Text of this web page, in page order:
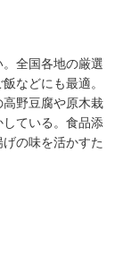
全国各地の厳選
などにも最適。
野豆腐や原木栽
ている。食品添
の味を活かすた